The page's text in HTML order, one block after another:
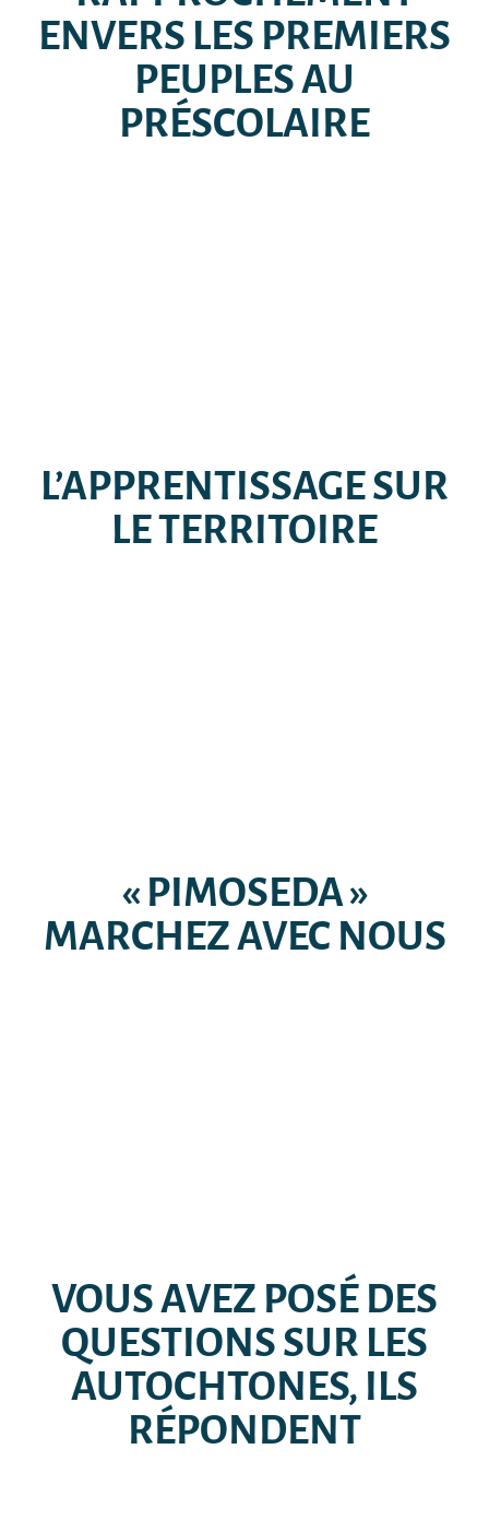
ENVERS LES PREMIERS
PEUPLES AU
PRÉSCOLAIRE
L’APPRENTISSAGE SUR
LE TERRITOIRE
« PIMOSEDA »
MARCHEZ AVEC NOUS
VOUS AVEZ POSÉ DES
QUESTIONS SUR LES
AUTOCHTONES, ILS
RÉPONDENT